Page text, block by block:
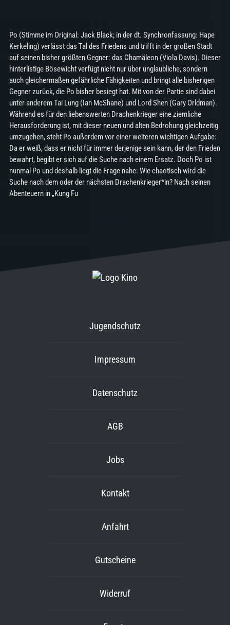
Po (Stimme im Original: Jack Black; in der dt. Synchronfassung: Hape
Kerkeling) verlässt das Tal des Friedens und trifft in der großen Stadt
auf seinen bisher größten Gegner: das Chamäleon (Viola Davis). Dieser
hinterlistige Bösewicht verfügt nicht nur über unglaubliche, sondern
auch gleichermaßen gefährliche Fähigkeiten und bringt alle bisherigen
Gegner zurück, die Po bisher besiegt hat. Mit von der Partie sind dabei
unter anderem Tai Lung (Ian McShane) und Lord Shen (Gary Orldman).
Während es für den liebenswerten Drachenkrieger eine ziemliche
Herausforderung ist, mit dieser neuen und alten Bedrohung gleichzeitig
umzugehen, steht Po außerdem vor einer weiteren wichtigen Aufgabe:
Da er weiß, dass er nicht für immer derjenige sein kann, der den Frieden
bewahrt, begibt er sich auf die Suche nach einem Ersatz. Doch Po ist
nunmal Po und deshalb liegt die Frage nahe: Wie chaotisch wird die
Suche nach dem oder der nächsten Drachenkrieger*in? Nach seinen
Abenteuern in „Kung Fu
Jugendschutz
Impressum
Datenschutz
AGB
Jobs
Kontakt
Anfahrt
Gutscheine
Widerruf